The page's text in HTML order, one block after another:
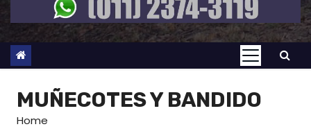
MUÑECOTES Y BANDIDO
Home